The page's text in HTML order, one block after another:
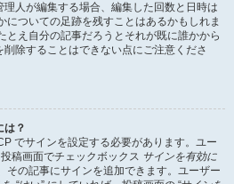
人が編集する場合、編集した回数と日時は
についての足跡を残すことはあるかもしれま
とえ自分の記事だろうとそれが既に誰かから
除することはできない点にご注意くださ
は？
でサインを設定する必要があります。ユー
稿画面でチェックボックス サインを有効に
その記事にサインを追加できます。ユーザー